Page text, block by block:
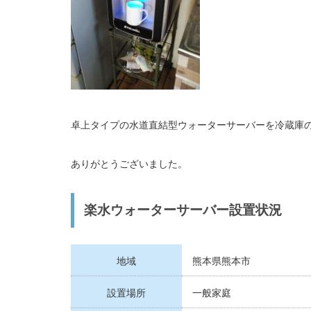
卓上タイプの水道直結型ウォーターサーバーを冷蔵庫
ありがとうございました。
楽水ウォーターサーバー設置状況
地域 熊本県熊本市
設置場所 一般家庭